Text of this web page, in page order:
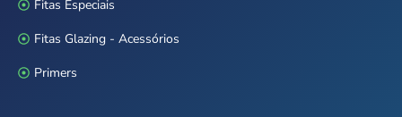
Fitas Especiais
Fitas Glazing - Acessórios
Primers